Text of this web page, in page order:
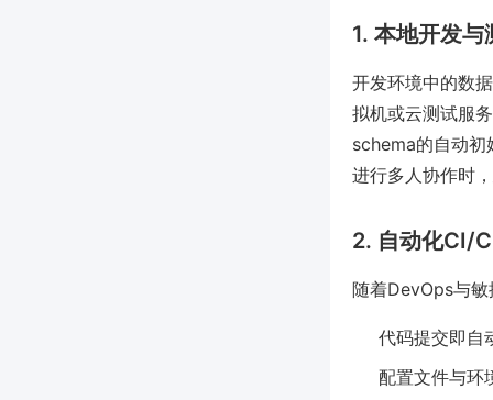
1. 本地开发
开发环境中的数
拟机或云测试服
schema的自动
进行多人协作时
2. 自动化CI/
随着DevOps与
代码提交即自
配置文件与环